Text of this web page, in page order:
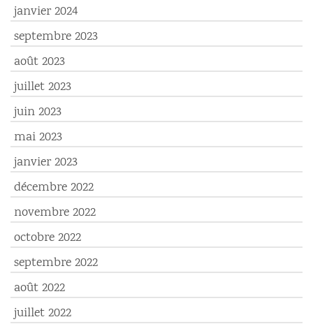
janvier 2024
septembre 2023
août 2023
juillet 2023
juin 2023
mai 2023
janvier 2023
décembre 2022
novembre 2022
octobre 2022
septembre 2022
août 2022
juillet 2022